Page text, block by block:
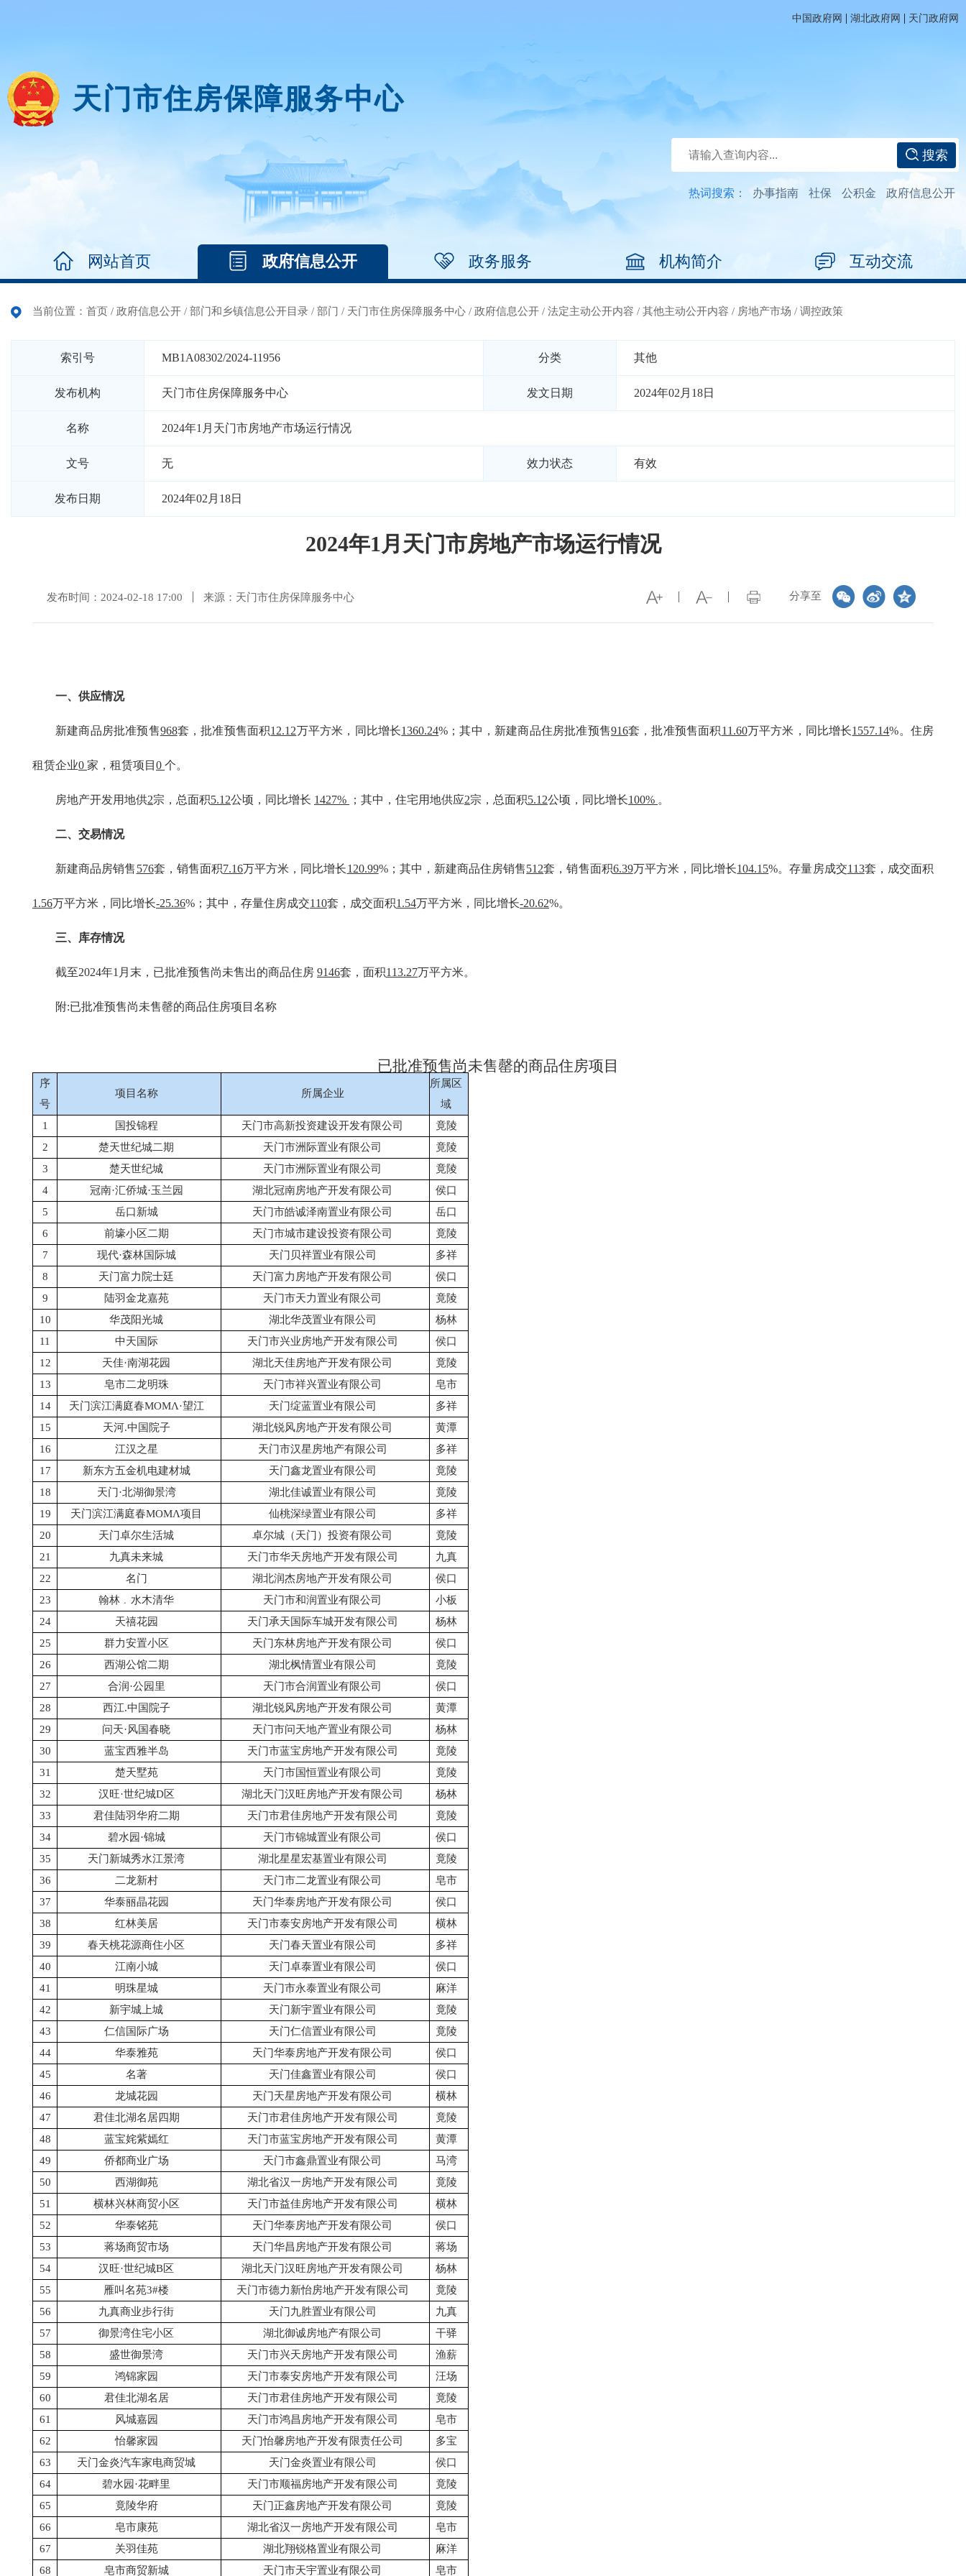
中国政府网 | 湖北政府网 | 天门政府网
天门市住房保障服务中心
搜索
热词搜索： 办事指南 社保 公积金 政府信息公开
网站首页 政府信息公开 政务服务 机构简介 互动交流
当前位置： 首页 / 政府信息公开 / 部门和乡镇信息公开目录 / 部门 / 天门市住房保障服务中心 / 政府信息公开 / 法定主动公开内容 / 其他主动公开内容 / 房地产市场 / 调控政策
索引号 MB1A08302/2024-11956 分类 其他
发布机构 天门市住房保障服务中心 发文日期 2024年02月18日
名称 2024年1月天门市房地产市场运行情况
文号 无 效力状态 有效
发布日期 2024年02月18日
2024年1月天门市房地产市场运行情况
分享至
发布时间：2024-02-18 17:00 来源：天门市住房保障服务中心
一、供应情况
新建商品房批准预售968套，批准预售面积12.12万平方米，同比增长1360.24%；其中，新建商品住房批准预售916套，批准预售面积11.60万平方米，同比增长1557.14%。住房
租赁企业0 家，租赁项目 0 个。
房地产开发用地供2宗，总面积5.12公顷，同比增长 1427% ；其中，住宅用地供应2宗，总面积5.12公顷，同比增长100% 。
二、交易情况
新建商品房销售 576套，销售面积7.16万平方米，同比增长120.99%；其中，新建商品住房销售512套，销售面积6.39万平方米，同比增长104.15%。存量房成交113套，成交面积
1.56万平方米，同比增长-25.36%；其中，存量住房成交110套，成交面积1.54万平方米，同比增长-20.62%。
三、库存情况
截至2024年1月末，已批准预售尚未售出的商品住房 9146套，面积113.27万平方米。
附:已批准预售尚未售罄的商品住房项目名称
已批准预售尚未售罄的商品住房项目
序
号
项目名称 所属企业
所属区
域
1
国投锦程 天门市高新投资建设开发有限公司
竟陵
2
楚天世纪城二期 天门市洲际置业有限公司
竟陵
3
楚天世纪城 天门市洲际置业有限公司
竟陵
4
冠南·汇侨城·玉兰园 湖北冠南房地产开发有限公司
侯口
5
岳口新城 天门市皓诚泽南置业有限公司
岳口
6
前壕小区二期 天门市城市建设投资有限公司
竟陵
7
现代·森林国际城 天门贝祥置业有限公司
多祥
8
天门富力院士廷 天门富力房地产开发有限公司
侯口
9
陆羽金龙嘉苑 天门市天力置业有限公司
竟陵
10
华茂阳光城 湖北华茂置业有限公司
杨林
11
中天国际 天门市兴业房地产开发有限公司
侯口
12
天佳·南湖花园 湖北天佳房地产开发有限公司
竟陵
13
皂市二龙明珠 天门市祥兴置业有限公司
皂市
14
天门滨江满庭春ΜΟΜΛ·望江 天门绽蓝置业有限公司
多祥
15
天河.中国院子 湖北锐风房地产开发有限公司
黄潭
16
江汉之星 天门市汉星房地产有限公司
多祥
17
新东方五金机电建材城 天门鑫龙置业有限公司
竟陵
18
天门·北湖御景湾 湖北佳诚置业有限公司
竟陵
19
天门滨江满庭春ΜΟΜΛ项目 仙桃深绿置业有限公司
多祥
20
天门卓尔生活城 卓尔城（天门）投资有限公司
竟陵
21
九真未来城 天门市华天房地产开发有限公司
九真
22
名门 湖北润杰房地产开发有限公司
侯口
23
翰林﹒水木清华 天门市和润置业有限公司
小板
24
天禧花园 天门承天国际车城开发有限公司
杨林
25
群力安置小区 天门东林房地产开发有限公司
侯口
26
西湖公馆二期 湖北枫情置业有限公司
竟陵
27
合润·公园里 天门市合润置业有限公司
侯口
28
西江.中国院子 湖北锐风房地产开发有限公司
黄潭
29
问天·风国春晓 天门市问天地产置业有限公司
杨林
30
蓝宝西雅半岛 天门市蓝宝房地产开发有限公司
竟陵
31
楚天墅苑 天门市国恒置业有限公司
竟陵
32
汉旺·世纪城D区 湖北天门汉旺房地产开发有限公司
杨林
33
君佳陆羽华府二期 天门市君佳房地产开发有限公司
竟陵
34
碧水园·锦城 天门市锦城置业有限公司
侯口
35
天门新城秀水江景湾 湖北星星宏基置业有限公司
竟陵
36
二龙新村 天门市二龙置业有限公司
皂市
37
华泰丽晶花园 天门华泰房地产开发有限公司
侯口
38
红林美居 天门市泰安房地产开发有限公司
横林
39
春天桃花源商住小区 天门春天置业有限公司
多祥
40
江南小城 天门卓泰置业有限公司
侯口
41
明珠星城 天门市永泰置业有限公司
麻洋
42
新宇城上城 天门新宇置业有限公司
竟陵
43
仁信国际广场 天门仁信置业有限公司
竟陵
44
华泰雅苑 天门华泰房地产开发有限公司
侯口
45
名著 天门佳鑫置业有限公司
侯口
46
龙城花园 天门天星房地产开发有限公司
横林
47
君佳北湖名居四期 天门市君佳房地产开发有限公司
竟陵
48
蓝宝姹紫嫣红 天门市蓝宝房地产开发有限公司
黄潭
49
侨都商业广场 天门市鑫鼎置业有限公司
马湾
50
西湖御苑 湖北省汉一房地产开发有限公司
竟陵
51
横林兴林商贸小区 天门市益佳房地产开发有限公司
横林
52
华泰铭苑 天门华泰房地产开发有限公司
侯口
53
蒋场商贸市场 天门华昌房地产开发有限公司
蒋场
54
汉旺·世纪城B区 湖北天门汉旺房地产开发有限公司
杨林
55
雁叫名苑3#楼 天门市德力新怡房地产开发有限公司
竟陵
56
九真商业步行街 天门九胜置业有限公司
九真
57
御景湾住宅小区 湖北御诚房地产有限公司
干驿
58
盛世御景湾 天门市兴天房地产开发有限公司
渔薪
59
鸿锦家园 天门市泰安房地产开发有限公司
汪场
60
君佳北湖名居 天门市君佳房地产开发有限公司
竟陵
61
风城嘉园 天门市鸿昌房地产开发有限公司
皂市
62
怡馨家园 天门怡馨房地产开发有限责任公司
多宝
63
天门金炎汽车家电商贸城 天门金炎置业有限公司
侯口
64
碧水园·花畔里 天门市顺福房地产开发有限公司
竟陵
65
竟陵华府 天门正鑫房地产开发有限公司
竟陵
66
皂市康苑 湖北省汉一房地产开发有限公司
皂市
67
关羽佳苑 湖北翔锐格置业有限公司
麻洋
68
皂市商贸新城 天门市天宇置业有限公司 皂市